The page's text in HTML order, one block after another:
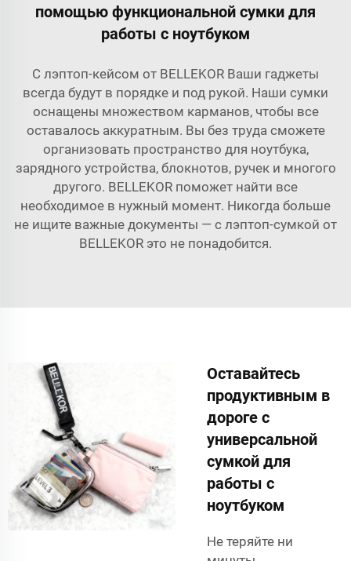
помощью функциональной сумки для
работы с ноутбуком
С лэптоп-кейсом от BELLEKOR Ваши гаджеты
всегда будут в порядке и под рукой. Наши сумки
оснащены множеством карманов, чтобы все
оставалось аккуратным. Вы без труда сможете
организовать пространство для ноутбука,
зарядного устройства, блокнотов, ручек и многого
другого. BELLEKOR поможет найти все
необходимое в нужный момент. Никогда больше
не ищите важные документы — с лэптоп-сумкой от
BELLEKOR это не понадобится.
Оставайтесь
продуктивным в
дороге с
универсальной
сумкой для
работы с
ноутбуком
Не теряйте ни